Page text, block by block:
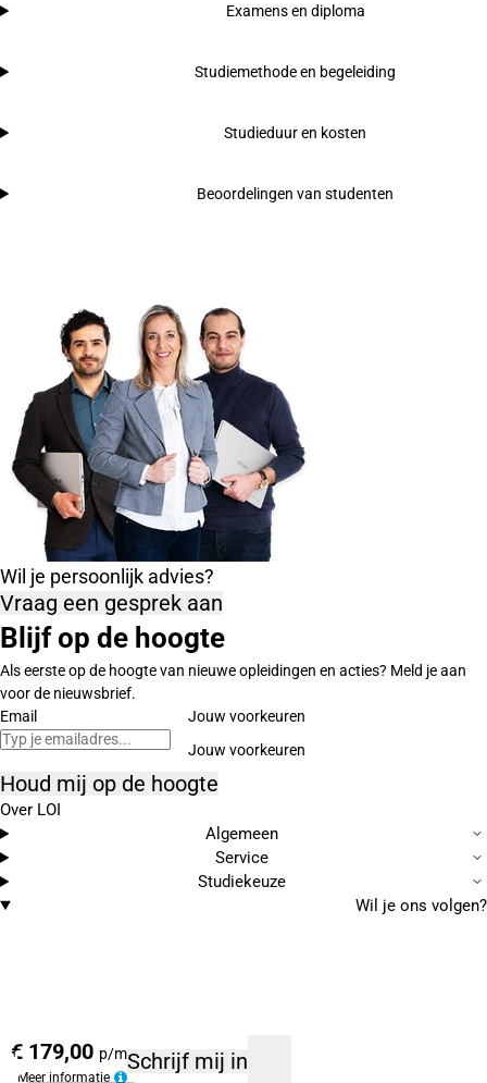
€ 179,00 p/m
Meer informatie
Schrijf mij in
Examens en diploma
Studiemethode en begeleiding
Studieduur en kosten
Beoordelingen van studenten
Wil je persoonlijk advies?
Vraag een gesprek aan
Blijf op de hoogte
Als eerste op de hoogte van nieuwe opleidingen en acties? Meld je aan
voor de nieuwsbrief.
Email
Jouw voorkeuren
Houd mij op de hoogte
Over LOI
Algemeen
Service
Studiekeuze
Wil je ons volgen?